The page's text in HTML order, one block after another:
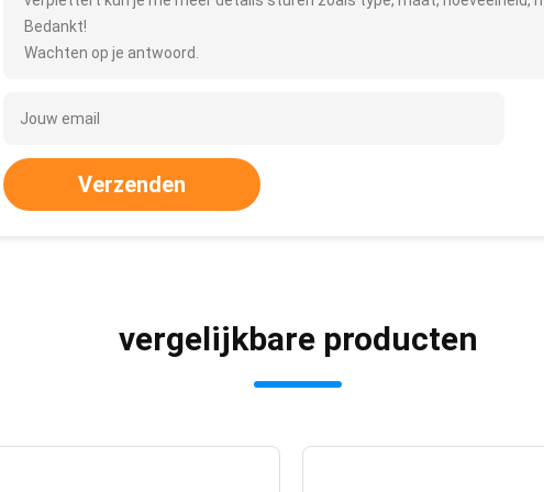
Bedankt!
Wachten op je antwoord.
Verzenden
vergelijkbare producten